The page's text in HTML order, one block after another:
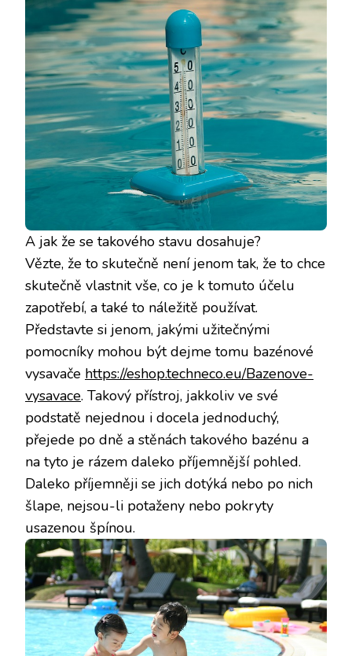
A jak že se takového stavu dosahuje?
Vězte, že to skutečně není jenom tak, že to chce
skutečně vlastnit vše, co je k tomuto účelu
zapotřebí, a také to náležitě používat.
Představte si jenom, jakými užitečnými
pomocníky mohou být dejme tomu bazénové
vysavače https://eshop.techneco.eu/Bazenove-
vysavace. Takový přístroj, jakkoliv ve své
podstatě nejednou i docela jednoduchý,
přejede po dně a stěnách takového bazénu a
na tyto je rázem daleko příjemnější pohled.
Daleko příjemněji se jich dotýká nebo po nich
šlape, nejsou-li potaženy nebo pokryty
usazenou špínou.